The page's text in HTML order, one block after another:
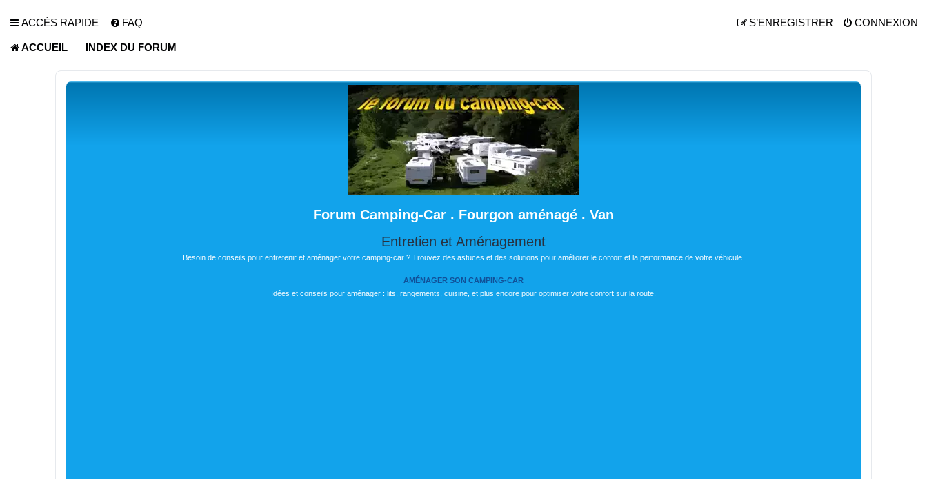
ACCÈS RAPIDE FAQ CONNEXION
S’ENREGISTRER
ACCUEIL INDEX DU FORUM
Forum Camping-Car . Fourgon aménagé . Van
Entretien et Aménagement
Besoin de conseils pour entretenir et aménager votre camping-car ? Trouvez des astuces et des solutions pour améliorer le confort et la performance de votre véhicule.
AMÉNAGER SON CAMPING-CAR
Idées et conseils pour aménager : lits, rangements, cuisine, et plus encore pour optimiser votre confort sur la route.